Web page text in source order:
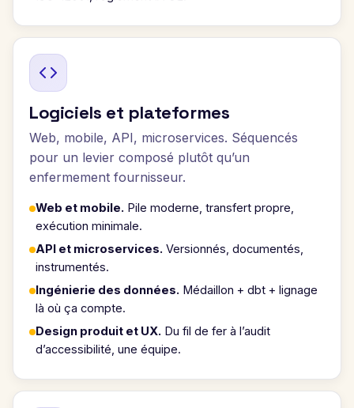
Logiciels et plateformes
Web, mobile, API, microservices. Séquencés
pour un levier composé plutôt qu’un
enfermement fournisseur.
Web et mobile. Pile moderne, transfert propre,
exécution minimale.
API et microservices. Versionnés, documentés,
instrumentés.
Ingénierie des données. Médaillon + dbt + lignage
là où ça compte.
Design produit et UX. Du fil de fer à l’audit
d’accessibilité, une équipe.